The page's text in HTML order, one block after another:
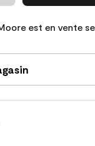
est en vente